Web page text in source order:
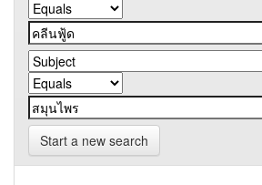
Start a new search